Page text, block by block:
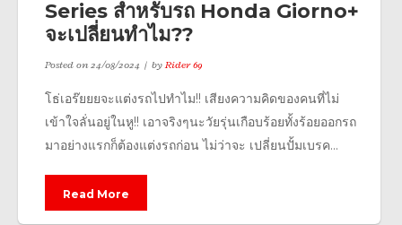
Series สำหรับรถ Honda Giorno+
จะเปลี่ยนทำไม??
Posted on24/08/2024 byRider 69
โธ่เอร๊ยยยจะแต่งรถไปทำไม!! เสียงความคิดของคนที่ไม่
เข้าใจลั่นอยู่ในหู!! เอาจริงๆนะวัยรุ่นเกือบร้อยทั้งร้อยออกรถ
มาอย่างแรกก็ต้องแต่งรถก่อน ไม่ว่าจะ เปลี่ยนปั้มเบรค...
Read More